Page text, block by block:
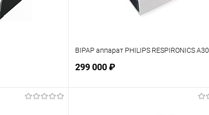
BIPAP аппарат PHILIPS RESPIRONICS A30
299 000 ₽